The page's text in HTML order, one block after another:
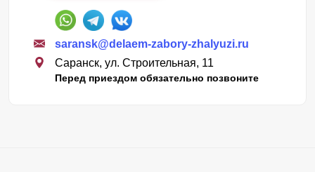
saransk@delaem-zabory-zhalyuzi.ru
Саранск, ул. Строительная, 11
Перед приездом обязательно позвоните